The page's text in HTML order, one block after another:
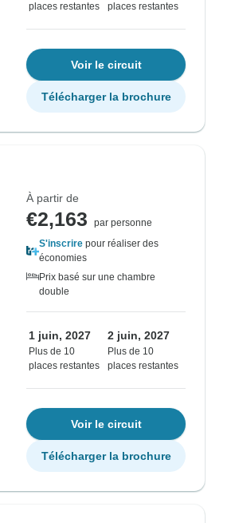
places restantes
places restantes
Voir le circuit
Télécharger la brochure
À partir de
€2,163
par personne
S'inscrire pour réaliser des
économies
Prix basé sur une chambre
double
1 juin, 2027
Plus de 10
places restantes
2 juin, 2027
Plus de 10
places restantes
Voir le circuit
Télécharger la brochure